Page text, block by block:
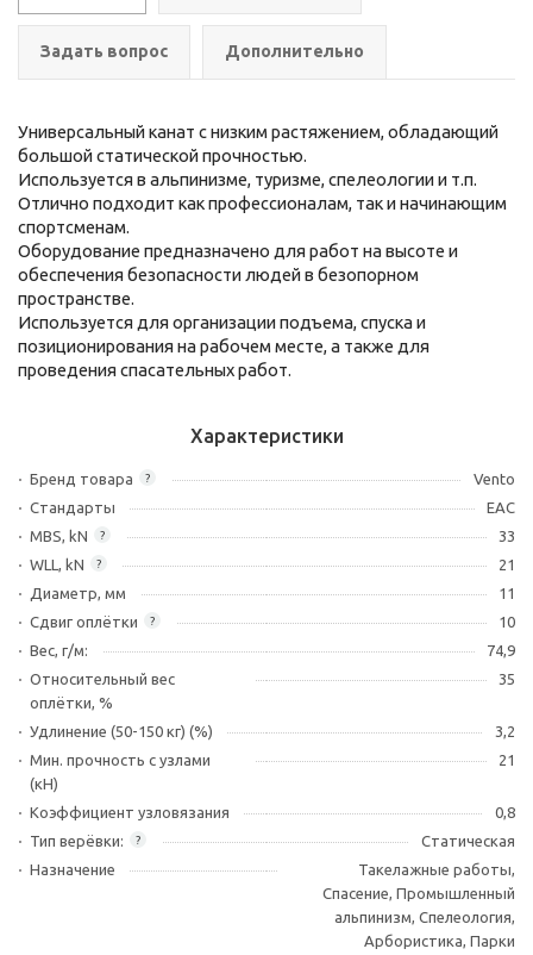
Задать вопрос Дополнительно
Универсальный канат с низким растяжением, обладающий
большой статической прочностью.
Используется в альпинизме, туризме, спелеологии и т.п.
Отлично подходит как профессионалам, так и начинающим
спортсменам.
Оборудование предназначено для работ на высоте и
обеспечения безопасности людей в безопорном
пространстве.
Используется для организации подъема, спуска и
позиционирования на рабочем месте, а также для
проведения спасательных работ.
Характеристики
?
Бренд товара
Vento
Стандарты
ЕАС
?
MBS, kN 33
?
WLL, kN
21
Диаметр, мм
11
?
Сдвиг оплётки
10
Вес, г/м:
74,9
Относительный вес
оплётки, %
35
Удлинение (50-150 кг) (%)
3,2
Мин. прочность с узлами
(кН)
21
Коэффициент узловязания 0,8
?
Тип верёвки:
Статическая
Назначение
Такелажные работы,
Спасение, Промышленный
альпинизм, Спелеология,
Арбористика, Парки